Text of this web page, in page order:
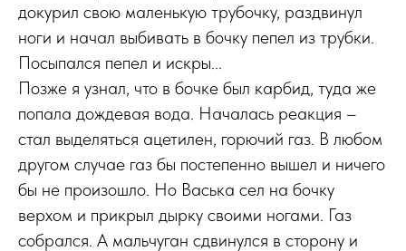
докурил свою маленькую трубочку, раздвинул
ноги и начал выбивать в бочку пепел из трубки.
Посыпался пепел и искры...
Позже я узнал, что в бочке был карбид, туда же
попала дождевая вода. Началась реакция –
стал выделяться ацетилен, горючий газ. В любом
другом случае газ бы постепенно вышел и ничего
бы не произошло. Но Васька сел на бочку
верхом и прикрыл дырку своими ногами. Газ
собрался. А мальчуган сдвинулся в сторону и